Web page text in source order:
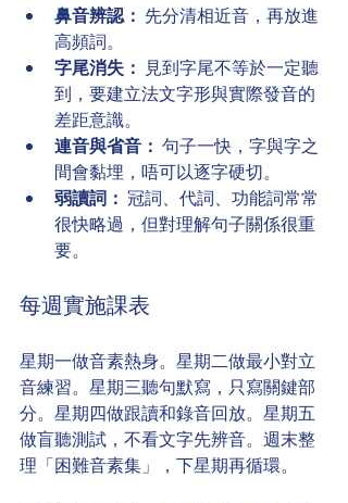
鼻音辨認： 先分清相近音，再放進
高頻詞。
字尾消失： 見到字尾不等於一定聽
到，要建立法文字形與實際發音的
差距意識。
連音與省音： 句子一快，字與字之
間會黏埋，唔可以逐字硬切。
弱讀詞： 冠詞、代詞、功能詞常常
很快略過，但對理解句子關係很重
要。
每週實施課表
星期一做音素熱身。星期二做最小對立
音練習。星期三聽句默寫，只寫關鍵部
分。星期四做跟讀和錄音回放。星期五
做盲聽測試，不看文字先辨音。週末整
理「困難音素集」，下星期再循環。